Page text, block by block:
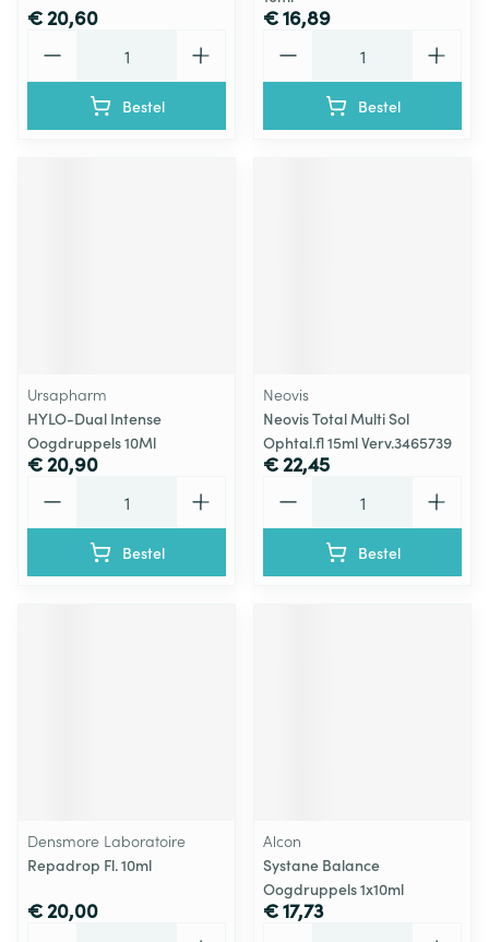
€ 20,60
Bestel
€ 16,89
Bestel
Ursapharm
HYLO-Dual Intense
Oogdruppels 10Ml
€ 20,90
Bestel
Neovis
Neovis Total Multi Sol
Ophtal.fl 15ml Verv.3465739
€ 22,45
Bestel
Densmore Laboratoire
Repadrop Fl. 10ml
€ 20,00
Alcon
Systane Balance
Oogdruppels 1x10ml
€ 17,73